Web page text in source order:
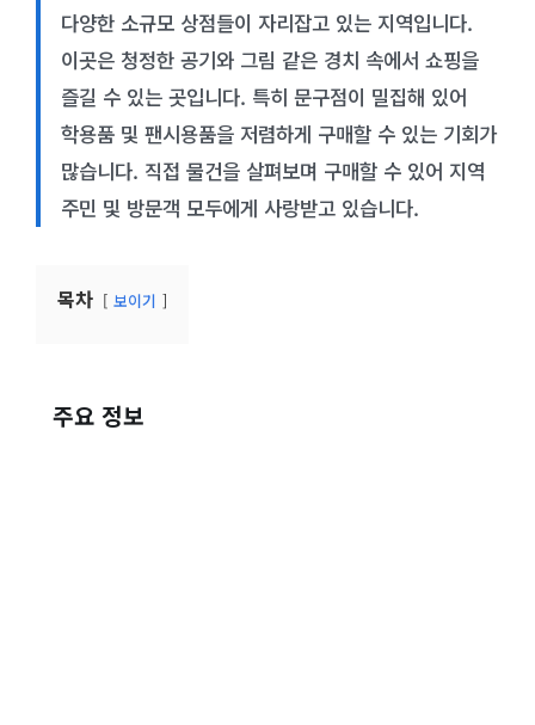
다양한 소규모 상점들이 자리잡고 있는 지역입니다.
이곳은 청정한 공기와 그림 같은 경치 속에서 쇼핑을
즐길 수 있는 곳입니다. 특히 문구점이 밀집해 있어
학용품 및 팬시용품을 저렴하게 구매할 수 있는 기회가
많습니다. 직접 물건을 살펴보며 구매할 수 있어 지역
주민 및 방문객 모두에게 사랑받고 있습니다.
목차 보이기
주요 정보